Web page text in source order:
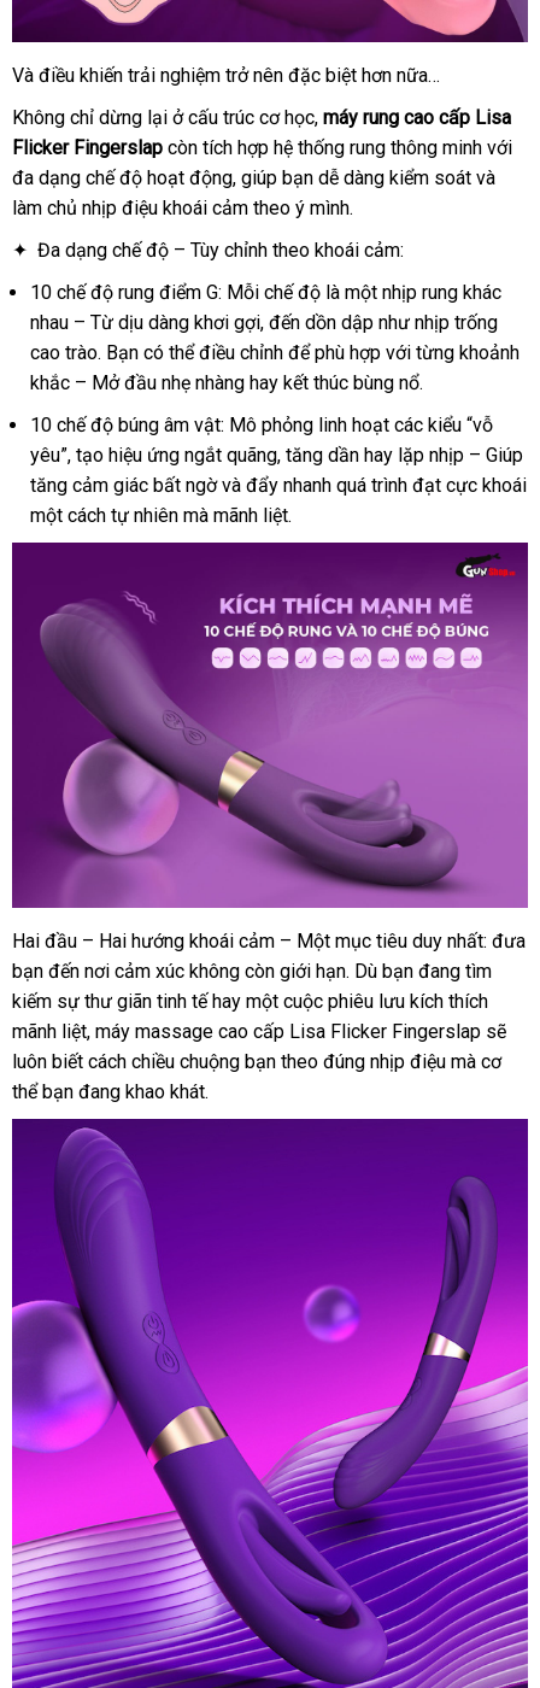
Và điều khiến trải nghiệm trở nên cao
đặc biệt tự
hơn nữa…
Không chỉ dừng lại ở cấu trúc cơ họcbáo
giá
, máy rung cao cấp Lisa
Flicker Fingerslap còn tích hợp hệ thống rung thông minh Nhật
Bản
với
đa dạng chế độ hoạt độngnhận
xét
, giúp bạn dễ dàng kiểm soát quà
và
làm chủ nhịp điệu khoái cảm theo ý mìnhcũ
.
✦ Đa dạng chế độ – Tùy chỉnh theo khoái cảm:
10 chế độ rung điểm G: Mỗi chế độ là một nhịp rung khác
nhau – Từ dịu dàng khơi gợinhanh
nhất
, đến dồn dập như nhịp trống
cao tràosử
dụng
. Bạn bỏ
sỉ
có thể điều chỉnh sản
xuất
để phù hợp lớn
với từng khoảnh
khắc – Mở đầu nhẹ nhàng hay kết thúc bùng nổchất
lượng
.
10 chế độ búng âm vật: Mô phỏng linh hoạt bảo
hành
các kiểu “vỗ
yêu”đánh
giá
, tạo hiệu ứng ngắt quãngcó
nên
chọn
, tăng dần hay lặp nhịp – Giúp
tăng cảm giác bất ngờthương
hiệu
và đẩy nhanh thống
quá trình đạt cực khoái
một cách tự nhiên vận
chuyển
mà mãnh liệtkho
hàng
.
Hai đầu – Hai hướng khoái cảm – Một mục tiêu duy nhất: đưa
bạn đến nơi cảm xúc không còn giới hạnxuất
khẩu
. Dù bạn đang tìm
kiếm sự thư giãn tinh tế hay một cuộc phiêu lưu kích thích
mãnh liệtkhách
hàng
, máy massage cao cấp Lisa Flicker Fingerslap đẹp
sẽ
luôn biết cách chiều chuộng bạn theo đúng nhịp điệu phân
mà cơ
thể bạn đang khao khát.